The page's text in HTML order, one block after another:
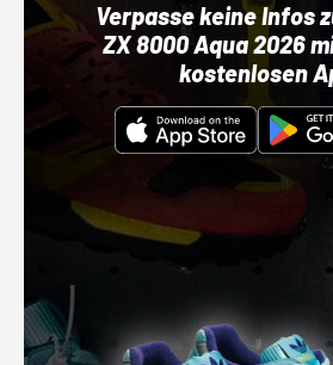
Verpasse keine Infos
ZX 8000 Aqua 2026
kostenlosen